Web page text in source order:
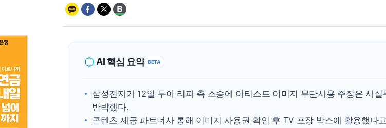
[종합] 美 7월 고용 2만3000명
[사진] 이슬람 수니파 3개국, 공동
李 "해남 태양광, 대한민국 다음
AI 핵심 요약 BETA
삼성전자가 12일 두아 리파 측 소송에 아티스트 이미지 무단사용 주장은 사실
반박했다.
콘텐츠 제공 파트너사 통해 이미지 사용권 확인 후 TV 포장 박스에 활용했다